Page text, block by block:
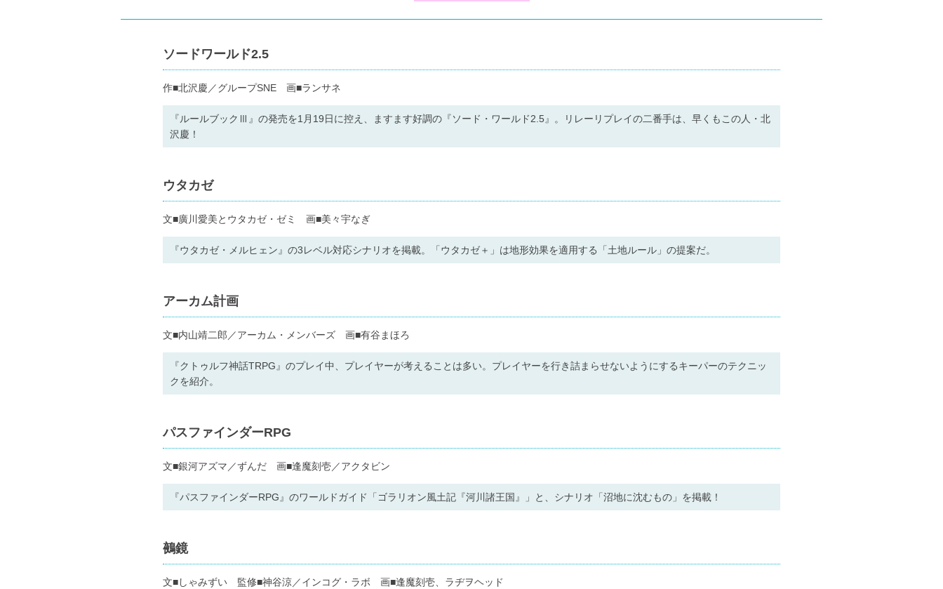
ソードワールド2.5
作■北沢慶／グループSNE 画■ランサネ
『ルールブックⅢ』の発売を1月19日に控え、ますます好調の『ソード・ワールド2.5』。リレーリプレイの二番手は、早くもこの人・北
沢慶！
ウタカゼ
文■廣川愛美とウタカゼ・ゼミ 画■美々宇なぎ
『ウタカゼ・メルヒェン』の3レベル対応シナリオを掲載。「ウタカゼ＋」は地形効果を適用する「土地ルール」の提案だ。
アーカム計画
文■内山靖二郎／アーカム・メンバーズ 画■有谷まほろ
『クトゥルフ神話TRPG』のプレイ中、プレイヤーが考えることは多い。プレイヤーを行き詰まらせないようにするキーパーのテクニッ
クを紹介。
パスファインダーRPG
文■銀河アズマ／ずんだ 画■逢魔刻壱／アクタビン
『パスファインダーRPG』のワールドガイド「ゴラリオン風土記『河川諸王国』」と、シナリオ「沼地に沈むもの」を掲載！
鵺鏡
文■しゃみずい 監修■神谷涼／インコグ・ラボ 画■逢魔刻壱、ラヂヲヘッド